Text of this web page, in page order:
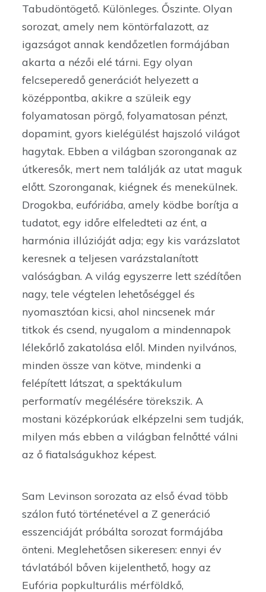
Tabudöntögető. Különleges. Őszinte. Olyan
sorozat, amely nem köntörfalazott, az
igazságot annak kendőzetlen formájában
akarta a nézői elé tárni. Egy olyan
felcseperedő generációt helyezett a
középpontba, akikre a szüleik egy
folyamatosan pörgő, folyamatosan pénzt,
dopamint, gyors kielégülést hajszoló világot
hagytak. Ebben a világban szoronganak az
útkeresők, mert nem találják az utat maguk
előtt. Szoronganak, kiégnek és menekülnek.
Drogokba, eufóriába, amely ködbe borítja a
tudatot, egy időre elfeledteti az ént, a
harmónia illúzióját adja; egy kis varázslatot
keresnek a teljesen varázstalanított
valóságban. A világ egyszerre lett szédítően
nagy, tele végtelen lehetőséggel és
nyomasztóan kicsi, ahol nincsenek már
titkok és csend, nyugalom a mindennapok
lélekőrlő zakatolása elől. Minden nyilvános,
minden össze van kötve, mindenki a
felépített látszat, a spektákulum
performatív megélésére törekszik. A
mostani középkorúak elképzelni sem tudják,
milyen más ebben a világban felnőtté válni
az ő fiatalságukhoz képest.
Sam Levinson sorozata az első évad több
szálon futó történetével a Z generáció
esszenciáját próbálta sorozat formájába
önteni. Meglehetősen sikeresen: ennyi év
távlatából bőven kijelenthető, hogy az
Eufória popkulturális mérföldkő,